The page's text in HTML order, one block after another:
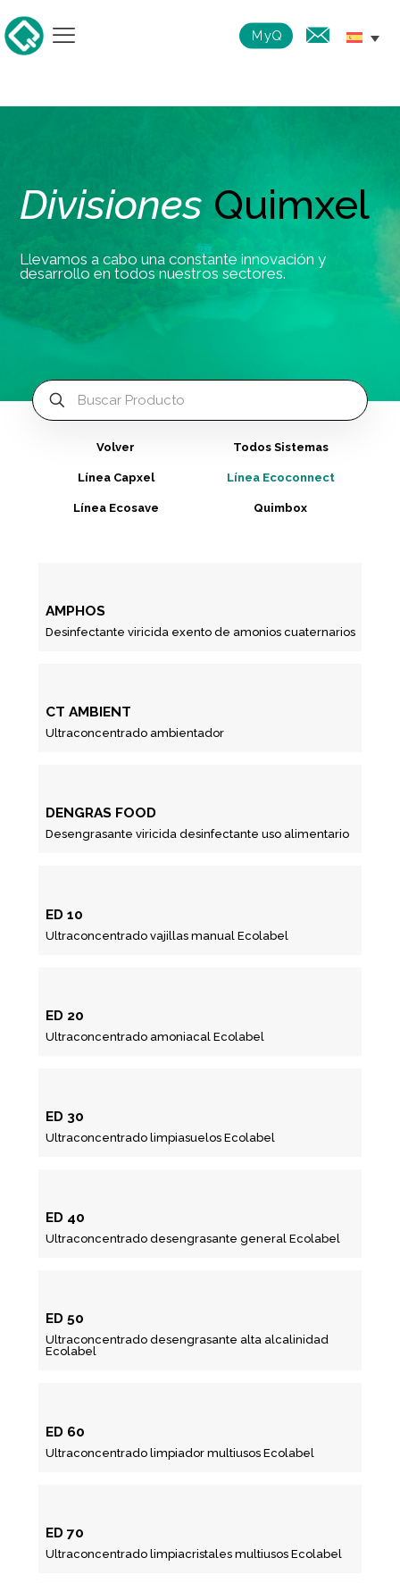
MyQ
Divisiones Quimxel
Llevamos a cabo una constante innovación y
desarrollo en todos nuestros sectores.
Volver Todos Sistemas
Línea Capxel Línea Ecoconnect
Línea Ecosave Quimbox
AMPHOS
Desinfectante viricida exento de amonios cuaternarios
CT AMBIENT
Ultraconcentrado ambientador
DENGRAS FOOD
Desengrasante viricida desinfectante uso alimentario
ED 10
Ultraconcentrado vajillas manual Ecolabel
ED 20
Ultraconcentrado amoniacal Ecolabel
ED 30
Ultraconcentrado limpiasuelos Ecolabel
ED 40
Ultraconcentrado desengrasante general Ecolabel
ED 50
Ultraconcentrado desengrasante alta alcalinidad
Ecolabel
ED 60
Ultraconcentrado limpiador multiusos Ecolabel
ED 70
Ultraconcentrado limpiacristales multiusos Ecolabel